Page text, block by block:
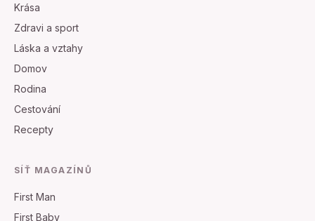
Krása
Zdravi a sport
Láska a vztahy
Domov
Rodina
Cestování
Recepty
SÍŤ MAGAZÍNŮ
First Man
First Baby